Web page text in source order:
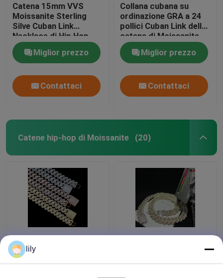
Catena 15mm VVS
Moissanite Sterling
Silve Cuban Link
Necklace di Hip Hop
Miami Cuban Link
Miglior prezzo
Contattaci
Collana cubana su
ordinazione GRA a 24
pollici Cuban Link della
catena di Moissanite
per il concerto di
musicaMiglior prezzo
Contattaci
Catene hip-hop di Moissanite (20)
Le catene hip-hop di
Miami Moissanite dei
gioielli di GRA passano
Bling Collana
lily